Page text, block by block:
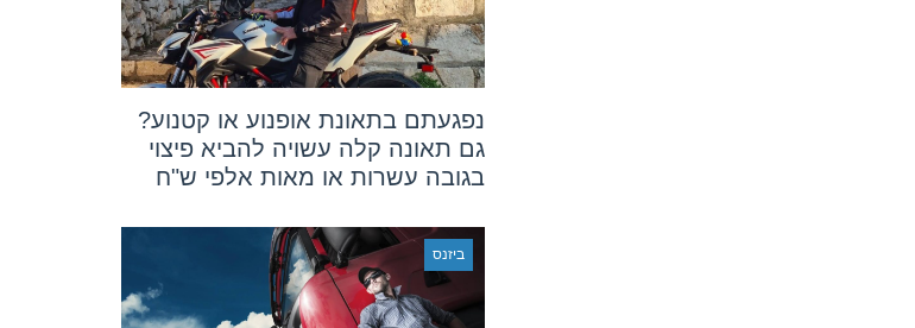
נפגעתם בתאונת אופנוע או קטנוע?
גם תאונה קלה עשויה להביא פיצוי
בגובה עשרות או מאות אלפי ש"ח
ביזנס